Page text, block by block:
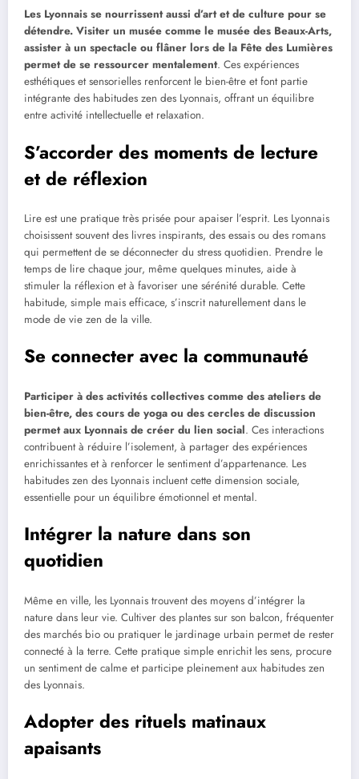
Les Lyonnais se nourrissent aussi d’art et de culture pour se
détendre. Visiter un musée comme le musée des Beaux-Arts,
assister à un spectacle ou flâner lors de la Fête des Lumières
permet de se ressourcer mentalement. Ces expériences
esthétiques et sensorielles renforcent le bien-être et font partie
intégrante des habitudes zen des Lyonnais, offrant un équilibre
entre activité intellectuelle et relaxation.
S’accorder des moments de lecture
et de réflexion
Lire est une pratique très prisée pour apaiser l’esprit. Les Lyonnais
choisissent souvent des livres inspirants, des essais ou des romans
qui permettent de se déconnecter du stress quotidien. Prendre le
temps de lire chaque jour, même quelques minutes, aide à
stimuler la réflexion et à favoriser une sérénité durable. Cette
habitude, simple mais efficace, s’inscrit naturellement dans le
mode de vie zen de la ville.
Se connecter avec la communauté
Participer à des activités collectives comme des ateliers de
bien-être, des cours de yoga ou des cercles de discussion
permet aux Lyonnais de créer du lien social. Ces interactions
contribuent à réduire l’isolement, à partager des expériences
enrichissantes et à renforcer le sentiment d’appartenance. Les
habitudes zen des Lyonnais incluent cette dimension sociale,
essentielle pour un équilibre émotionnel et mental.
Intégrer la nature dans son
quotidien
Même en ville, les Lyonnais trouvent des moyens d’intégrer la
nature dans leur vie. Cultiver des plantes sur son balcon, fréquenter
des marchés bio ou pratiquer le jardinage urbain permet de rester
connecté à la terre. Cette pratique simple enrichit les sens, procure
un sentiment de calme et participe pleinement aux habitudes zen
des Lyonnais.
Adopter des rituels matinaux
apaisants